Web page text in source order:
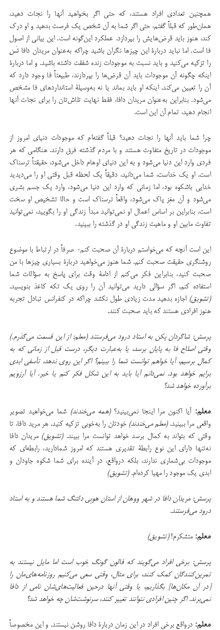
همچنین تعدادی افراد هستند، که حتی اگر بخواهید آنها را نجات دهید،
همان‌طور كه قبلاً گفتم، حتی اگر شما به آن شخص یك فرصت بدهید و او درک
کند، هنوز باید قرض‌هایش را بپردازد. عملكرد این‌گونه است. این بیانی از اصول
فا است. اما نباید دربارۀ این چیزها نگران باشید چراکه به‌عنوان مریدان دافاشَن
را تزكیه می‌كنید و باید نسبت به موجودات زنده شفقت داشته باشید. و اما دربارۀ
اینكه چگونه آن موجودات باید آن قرض‌ها را بپردازند، طبیعتاً فا وجود دارد که
آن را تعیین می‌کند. اینكه او باید بماند یا نه به‌وسیلۀ استانداردهای فا مشخص
می‌شود. بنابراین به‌عنوان مریدان دافا، فقط نهایت تلاش‌تان را برای نجات آنها
انجام دهید، تمام آن این است.
چرا شما باید آنها را نجات دهید؟ قبلاً گفته‌ام كه موجودات دنیای امروز از
موجودات در تاریخ متفاوت هستند و با مردم گذشته فرق دارند. هنگامی كه هر
فردی وارد این دنیا می‌شود و به این دنیای اوهام داخل می‌شود، حقیقتاً ترسناك
است. او یك خداست، شما می‌دانید، دقیقاً یك لحظه قبل وقتی او را می‌دیدید
خدایی باشكوه بود، اما زمانی كه وارد این دنیا می‌شود، وارد یك جسم بشری
می‌شود و آن مغز پاک می‌شود، واقعاً ترسناك است و حالا تشخیص او سخت
است، بنابراین بر اساس اعمال او نمی‌توانید مبدأ زندگی او را بگویید، نمی‌توانید
تفاوت مابین او و ماهیت زندگی‌‌ او در گذشته را ببینید.
این است آنچه كه می‌خواستم دربارۀ آن صحبت كنم- صرفاً در ارتباط با موضوع
روشنگری حقیقت صحبت کنم. شما هنوز می‌خواهید دربارۀ بسیاری چیزها با من
صحبت كنید، بنابراین فكر می‌كنم از ادامۀ وقت‌ برای پاسخ به سؤالات شما
استفاده كنم. اگر سؤالی دارید می‌توانید آن را روی یك تكه كاغذ بنویسید.
(تشویق) اجازه بدهید مدت زیادی طول نكشد چراكه در كنفرانس تبادل تجربه
هنوز افرادی هستند كه باید صحبت کنند.
پرسش: شاگردان پکن به استاد درود می‌فرستند (معلم: از این قسمت می‌گذرم.)
وقتی اصلاح فا به پایان برسد، یا به‌عبارت دیگر، درست قبل از زمانی که به
کمال برسیم، آیا خواهم توانست شما را ببینم؟ اگر این روی ندهد، تأسفی ابدی
برایم خواهد بود. نمی‌دانم آیا باید به این شکل فکر کنم یا خیر. آیا آرزویم
برآورده خواهد شد؟
معلم: آیا اکنون مرا اینجا نمی‌بینید؟(همه می‌خندند) شما می‌خواهید تصویر
واقعی مرا ببینید.(معلم می‌خندند)خودتان را به‌خوبی تزکیه کنید. هر مرید دافا، تا
وقتی که بتواند به کمال برسد خواهد توانست مرا ببیند.(تشویق) مریدان دافا
نه‌تنها دارای این نوع رابطۀ تقدیری هستند که امروز شمادارید، رابطه‌ای که
موجودات بی‌شماری ندارند، بلکه درواقع، در آینده برای شما شکوه جاودان و
ابدی یک موجود را مهیا کرده‌ام.(تشویق)
پرسش: مریدان دافا در شهر ووهان از استان هوبِی دلتنگ شما هستند و به استاد
درود می‌فرستند.
معلم: متشکرم!(تشویق)
پرسش: برخی افراد می‌گویند که فالون گونگ خوب است اما مایل نیستند به
تمرین‌کنندگان کمک کنند، برای مثال، وقتی سعی می‌کنیم روزنامه‌های‌مان را
[در آن مکان‌ها] بگذاریم، یا وقتی آنها درحین فعالیت‌های‌شان نامی از دافا
نمی‌برند. اگر چنین افرادی نتوانند تغییر کنند، سرنوشت‌شان چه خواهد شد؟
معلم: درواقع برخی افراد در این زمان دربارۀ دافا روشن نیستند. و این مخصوصاً